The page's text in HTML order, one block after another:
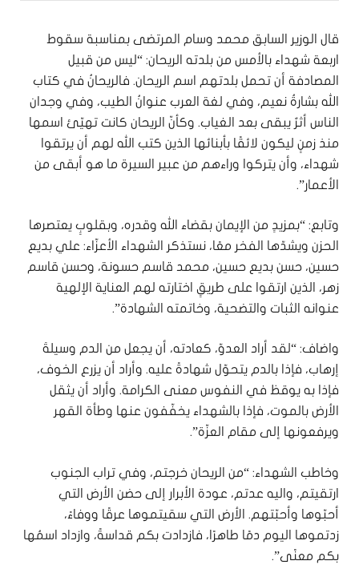
قال الوزير السابق محمد وسام المرتضى بمناسبة سقوط
اربعة شهداء بالأمس من بلدته الريحان: “ليس من قبيل
المصادفة أن تحمل بلدتهم اسم الريحان. فالريحانُ في كتاب
الله بشارةُ نعيم، وفي لغة العرب عنوانُ الطيب، وفي وجدان
الناس أثرٌ يبقى بعد الغياب. وكأنّ الريحان كانت تهيّئ اسمها
منذ زمنٍ ليكون لائقًا بأبنائها الذين كتب الله لهم أن يرتقوا
شهداء، وأن يتركوا وراءهم من عبير السيرة ما هو أبقى من
الأعمار”.
وتابع: “بمزيدٍ من الإيمان بقضاء الله وقدره، وبقلوبٍ يعتصرها
الحزن ويشدّها الفخر معًا، نستذكر الشهداء الأعزّاء: علي بديع
حسين، حسن بديع حسين، محمد قاسم حسونة، وحسن قاسم
زهر، الذين ارتقوا على طريقٍ اختارته لهم العناية الإلهية
عنوانه الثبات والتضحية، وخاتمته الشهادة”.
واضاف: “لقد أراد العدوّ، كعادته، أن يجعل من الدم وسيلةَ
إرهاب، فإذا بالدم يتحوّل شهادةً عليه. وأراد أن يزرع الخوف،
فإذا به يوقظ في النفوس معنى الكرامة. وأراد أن يثقل
الأرض بالموت، فإذا بالشهداء يخفّفون عنها وطأة القهر
ويرفعونها إلى مقام العزّة”.
وخاطب الشهداء: “من الريحان خرجتم، وفي تراب الجنوب
ارتقيتم، واليه عدتم، عودة الأبرار إلى حضن الأرض التي
أحبّوها وأحبّتهم. الأرض التي سقيتموها عرقًا ووفاءً،
زدتموها اليوم دمًا طاهرًا، فازدادت بكم قداسةً، وازداد اسمُها
بكم معنًى”.